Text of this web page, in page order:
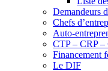
Demandeurs
Chefs
Auto-
CTP – CRP –
Financement
Le DIF